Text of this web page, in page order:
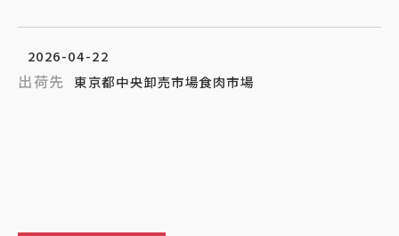
2026-04-22
出荷先 東京都中央卸売市場食肉市場